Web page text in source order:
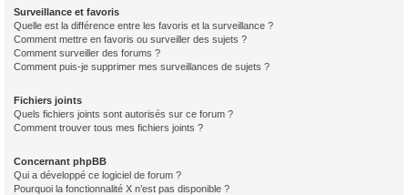
Surveillance et favoris
Quelle est la différence entre les favoris et la surveillance ?
Comment mettre en favoris ou surveiller des sujets ?
Comment surveiller des forums ?
Comment puis-je supprimer mes surveillances de sujets ?
Fichiers joints
Quels fichiers joints sont autorisés sur ce forum ?
Comment trouver tous mes fichiers joints ?
Concernant phpBB
Qui a développé ce logiciel de forum ?
Pourquoi la fonctionnalité X n’est pas disponible ?